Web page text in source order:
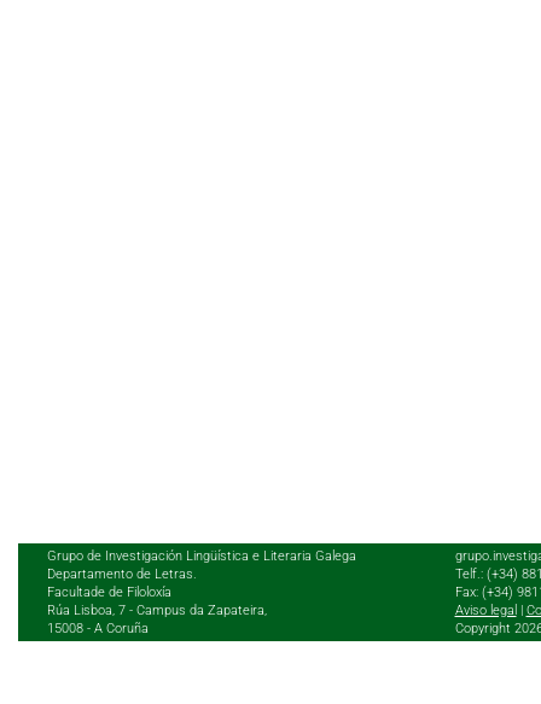
Grupo de Investigación Lingüística e Literaria Galega
Departamento de Letras.
Facultade de Filoloxía
Rúa Lisboa, 7 - Campus da Zapateira,
15008 - A Coruña
Telf.: (+34)
Fax: (+34)
Aviso legal
Copyright